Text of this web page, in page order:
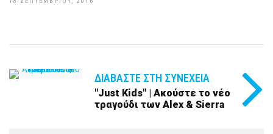
ΔΙΑΒΆΣΤΕ ΣΤΗ ΣΥΝΈΧΕΙΑ
"Just Kids" | Ακούστε το νέο
τραγούδι των Alex & Sierra